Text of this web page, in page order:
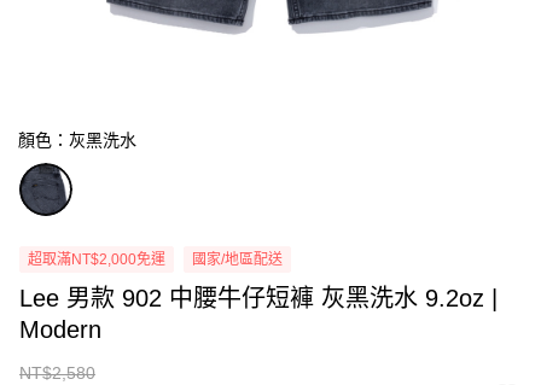
顏色：灰黑洗水
超取滿NT$2,000免運 國家/地區配送
Lee 男款 902 中腰牛仔短褲 灰黑洗水 9.2oz |
Modern
NT$2,580